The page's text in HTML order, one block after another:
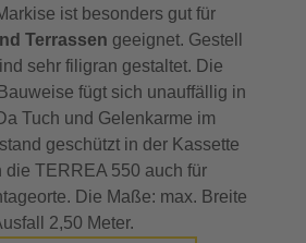
ist besonders gut für
Terrassen geeignet. Gestell
sehr filigran gestaltet. Die
fügt sich unauffällig in
Tuch und Gelenkarme im
geschützt in der Kassette
die TERREA 550 auch für
Die Maße: max. Breite
2,50 Meter.